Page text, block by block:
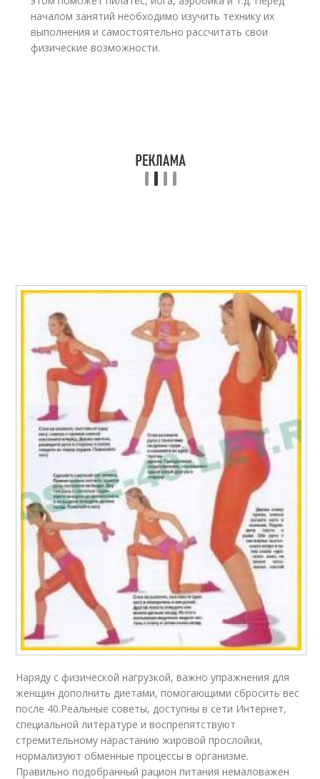
началом занятий необходимо изучить технику их
выполнения и самостоятельно рассчитать свои
физические возможности.
Наряду с физической нагрузкой, важно упражнения для
женщин дополнить диетами, помогающими сбросить вес
после 40.Реальные советы, доступны в сети Интернет,
специальной литературе и воспрепятствуют
стремительному нарастанию жировой прослойки,
нормализуют обменные процессы в организме.
Правильно подобранный рацион питания немаловажен